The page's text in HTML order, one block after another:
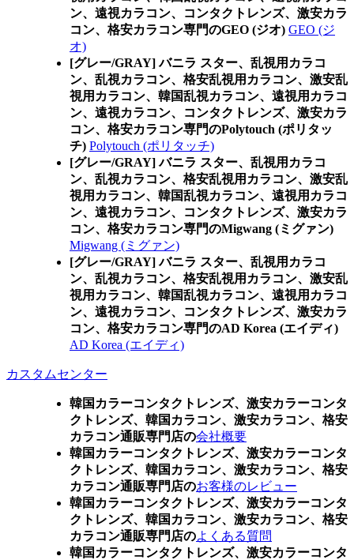
ン、遠視カラコン、コンタクトレンズ、激安カラ
コン、格安カラコン専門のGEO (ジオ) GEO (ジ
オ)
[グレー/GRAY] バニラ スター、乱視用カラコ
ン、乱視カラコン、格安乱視用カラコン、激安乱
視用カラコン、韓国乱視カラコン、遠視用カラコ
ン、遠視カラコン、コンタクトレンズ、激安カラ
コン、格安カラコン専門のPolytouch (ポリタッ
チ) Polytouch (ポリタッチ)
[グレー/GRAY] バニラ スター、乱視用カラコ
ン、乱視カラコン、格安乱視用カラコン、激安乱
視用カラコン、韓国乱視カラコン、遠視用カラコ
ン、遠視カラコン、コンタクトレンズ、激安カラ
コン、格安カラコン専門のMigwang (ミグァン)
Migwang (ミグァン)
[グレー/GRAY] バニラ スター、乱視用カラコ
ン、乱視カラコン、格安乱視用カラコン、激安乱
視用カラコン、韓国乱視カラコン、遠視用カラコ
ン、遠視カラコン、コンタクトレンズ、激安カラ
コン、格安カラコン専門のAD Korea (エイディ)
AD Korea (エイディ)
カスタムセンター
韓国カラーコンタクトレンズ、激安カラーコンタ
クトレンズ、韓国カラコン、激安カラコン、格安
カラコン通販専門店の会社概要
韓国カラーコンタクトレンズ、激安カラーコンタ
クトレンズ、韓国カラコン、激安カラコン、格安
カラコン通販専門店のお客様のレビュー
韓国カラーコンタクトレンズ、激安カラーコンタ
クトレンズ、韓国カラコン、激安カラコン、格安
カラコン通販専門店のよくある質問
韓国カラーコンタクトレンズ、激安カラーコンタ